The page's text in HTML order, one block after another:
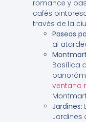
romance y
cafés
través de la
Paseos
al
Basílica
ventana
Jardines:
Jardines